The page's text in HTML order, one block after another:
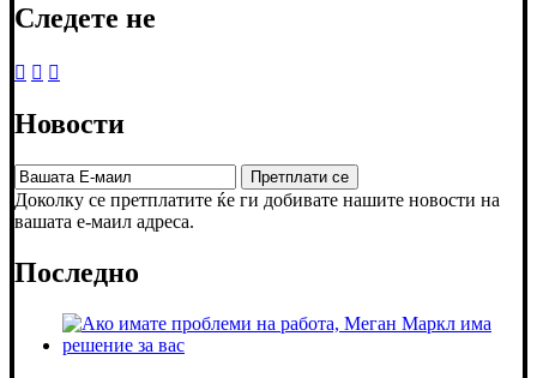
Следете не
Новости
Доколку се претплатите ќе ги добивате нашите новости на
вашата е-маил адреса.
Последно